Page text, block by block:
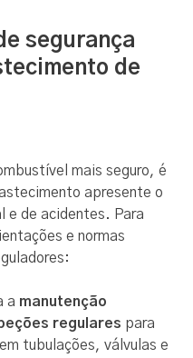
segurança
de
mais seguro, é
apresente o
e de acidentes. Para
e normas
a manutenção
regulares para
tubulações, válvulas e